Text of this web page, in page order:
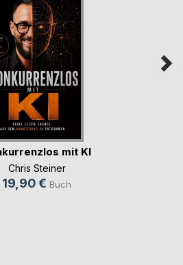
mit KI
Chris Steiner
19,90 € Buch